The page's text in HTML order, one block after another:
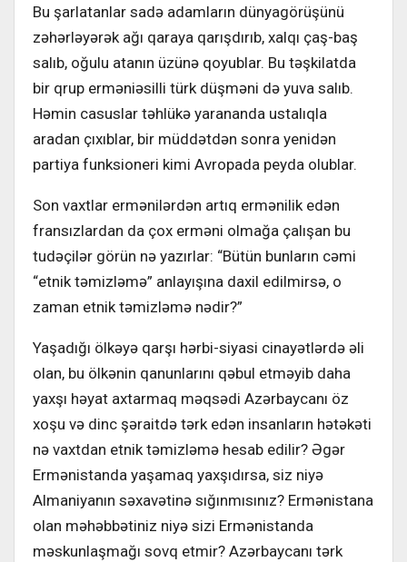
Bu şarlatanlar sadə adamların dün­yagörüşünü
zəhərləyərək ağı qaraya qarışdırıb, xalqı çaş-baş
salıb, oğulu atanın üzünə qoyublar. Bu təşkilatda
bir qrup erməniəsilli türk düşməni də yuva salıb.
Həmin casuslar təhlükə yarananda ustalıqla
aradan çıxıblar, bir müddətdən sonra yenidən
partiya funksioneri kimi Avropada peyda olub­lar.
Son vaxtlar ermənilərdən artıq er­mənilik edən
fransızlardan da çox er­məni olmağa çalışan bu
tudəçilər görün nə yazırlar: “Bütün bunların cəmi
“etnik təmizləmə” anlayışına daxil edilmirsə, o
zaman etnik təmizləmə nədir?”
Yaşadığı ölkəyə qarşı hərbi-siyasi cinayətlərdə əli
olan, bu ölkənin qa­nunlarını qəbul etməyib daha
yaxşı həyat axtarmaq məqsədi Azərbayca­nı öz
xoşu və dinc şəraitdə tərk edən insanların hətəkəti
nə vaxtdan etnik təmizləmə hesab edilir? Əgər
Ermə­nistanda yaşamaq yaxşıdırsa, siz niyə
Almaniyanın səxavətinə sığınmısınız? Ermənistana
olan məhəbbətiniz niyə sizi Ermənistanda
məskunlaşmağı sovq etmir? Azərbaycanı tərk